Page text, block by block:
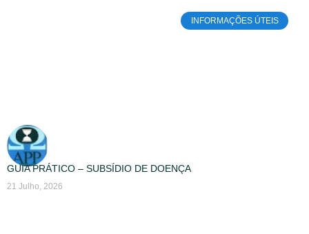
INFORMAÇÕES ÚTEIS
GUIA PRÁTICO – SUBSÍDIO DE DOENÇA
21 Julho, 2026